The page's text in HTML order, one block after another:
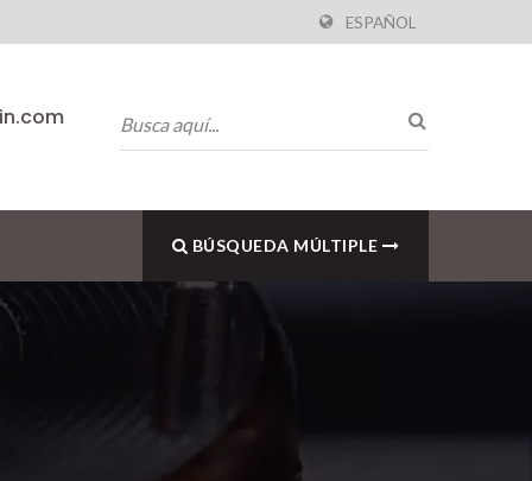
ESPAÑOL
BÚSQUEDA MÚLTIPLE